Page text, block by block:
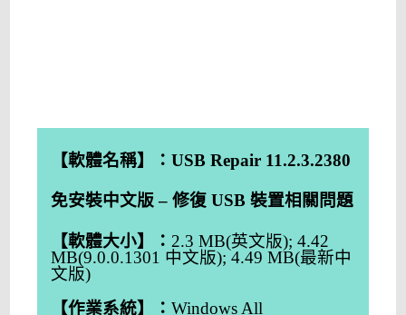
【軟體名稱】：USB Repair 11.2.3.2380
免安裝中文版 – 修復 USB 裝置相關問題
【軟體大小】： 2.3 MB(英文版); 4.42
MB(9.0.0.1301 中文版); 4.49 MB(最新中
文版)
【作業系統】：Windows All